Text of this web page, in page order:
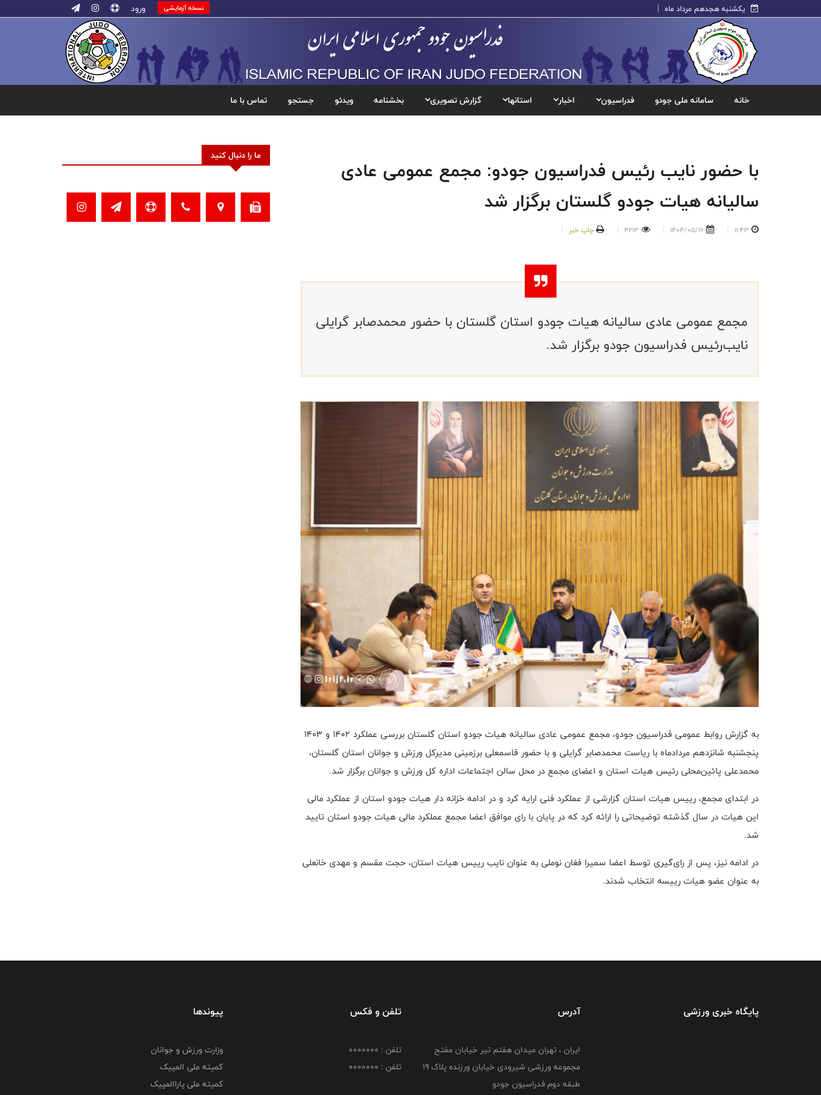
یکشنبه هجدهم مرداد ماه نسخه آزمایشی ورود
خانه سامانه ملی جودو فدراسیون اخبار استانها گزارش تصویری بخشنامه ویدئو جستجو تماس با ما
با حضور نایب رئیس فدراسیون جودو: ‎مجمع عمومی عادی
سالیانه هیات جودو گلستان برگزار شد
11:43
1404/05/16
4213 چاپ خبر
مجمع عمومی عادی سالیانه هیات جودو استان گلستان با حضور محمدصابر گرایلی
نایب‌رئیس فدراسیون جودو برگزار شد.
به گزارش روابط عمومی فدراسیون جودو، مجمع عمومی عادی سالیانه هیات جودو استان گلستان بررسی عملکرد ۱۴۰۲ و ۱۴۰۳
پنجشنبه شانزدهم مردادماه با ریاست محمدصابر گرایلی و با حضور قاسمعلی برزمینی مدیرکل ورزش و جوانان استان گلستان،
محمدعلی پائین‌محلی رئیس هیات استان و اعضای مجمع در محل سالن اجتماعات اداره کل ورزش و جوانان برگزار شد.
در ابتدای مجمع، رییس هیات استان گزارشی از عملکرد فنی ارایه کرد و در ادامه خزانه دار هیات جودو استان از عملکرد مالی
این هیات در سال گذشته توضیحاتی را ارائه کرد که در پایان با رای موافق اعضا مجمع عملکرد مالی هیات جودو استان تایید
شد.
در ادامه نیز، پس از رای‌گیری توسط اعضا سمیرا فغان نوملی به عنوان نایب رییس هیات استان، حجت مقسم و مهدی خانعلی
به عنوان عضو هیات رییسه انتخاب شدند.
ما را دنبال کنید
پایگاه خبری ورزشی آدرس
ایران ، تهران میدان هفتم تیر خیابان مفتح
مجموعه ورزشی شیرودی خیابان ورزنده پلاک ۱۹
طبقه دوم فدراسیون جودو
تلفن و فکس
تلفن : 0000000
تلفن : 0000000
پیوندها
وزارت ورزش و جوانان
کمیته ملی المپیک
کمیته ملی پاراالمپیک